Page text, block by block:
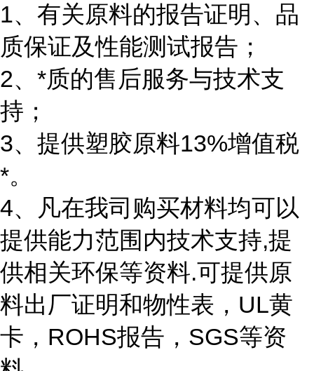
1、有关原料的报告证明、品
质保证及性能测试报告；
2、*质的售后服务与技术支
持；
3、提供塑胶原料13%增值税
*。
4、凡在我司购买材料均可以
提供能力范围内技术支持,提
供相关环保等资料.可提供原
料出厂证明和物性表，UL黄
卡，ROHS报告，SGS等资